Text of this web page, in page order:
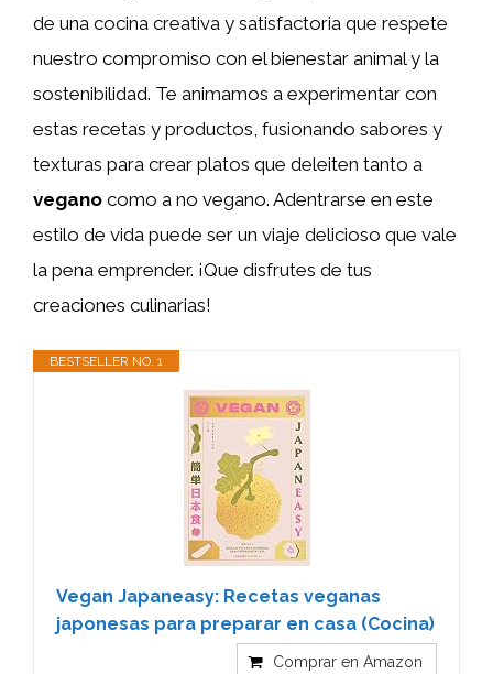
de una cocina creativa y satisfactoria que respete
nuestro compromiso con el bienestar animal y la
sostenibilidad. Te animamos a experimentar con
estas recetas y productos, fusionando sabores y
texturas para crear platos que deleiten tanto a
vegano como a no vegano. Adentrarse en este
estilo de vida puede ser un viaje delicioso que vale
la pena emprender. ¡Que disfrutes de tus
creaciones culinarias!
BESTSELLER NO. 1
Vegan Japaneasy: Recetas veganas
japonesas para preparar en casa (Cocina)
Comprar en Amazon